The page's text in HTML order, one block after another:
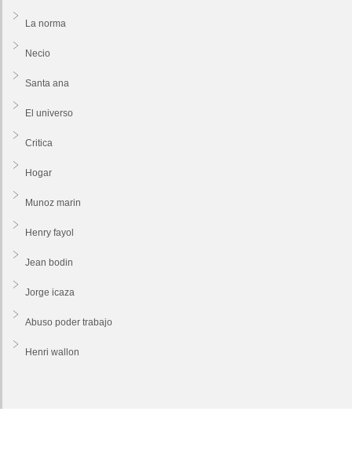
La norma
Necio
Santa ana
El universo
Critica
Hogar
Munoz marin
Henry fayol
Jean bodin
Jorge icaza
Abuso poder trabajo
Henri wallon